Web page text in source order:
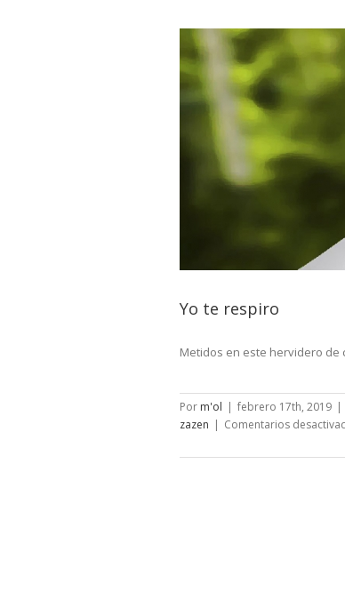
Yo te respiro
Metidos en este hervidero de
Por m'ol | febrero 17th, 2019 |
zazen | Comentarios